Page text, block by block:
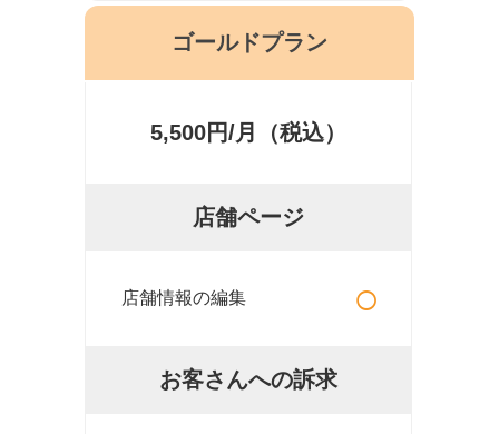
ゴールドプラン
5,500円/月（税込）
店舗ページ
店舗情報の編集 ○
お客さんへの訴求